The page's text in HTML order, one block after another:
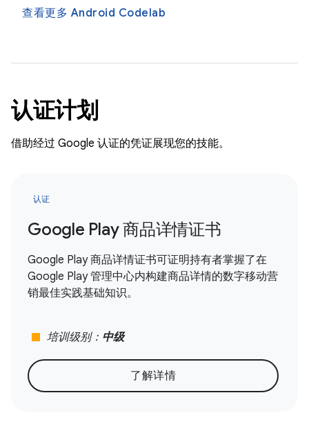
查看更多 Android Codelab
认证计划
借助经过 Google 认证的凭证展现您的技能。
认证
Google Play 商品详情证书
Google Play 商品详情证书可证明持有者掌握了在
Google Play 管理中心内构建商品详情的数字移动营
销最佳实践基础知识。
stop 培训级别： 中级
了解详情